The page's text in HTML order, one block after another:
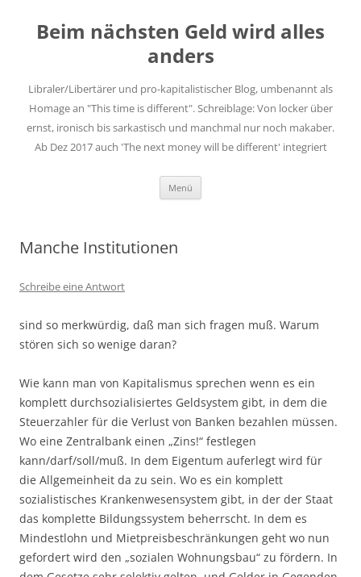
springen
Beim nächsten Geld wird alles
anders
Libraler/Libertärer und pro-kapitalistischer Blog, umbenannt als
Homage an "This time is different". Schreiblage: Von locker über
ernst, ironisch bis sarkastisch und manchmal nur noch makaber.
Ab Dez 2017 auch 'The next money will be different' integriert
Menü
Manche Institutionen
Schreibe eine Antwort
sind so merkwürdig, daß man sich fragen muß. Warum
stören sich so wenige daran?
Wie kann man von Kapitalismus sprechen wenn es ein
komplett durchsozialisiertes Geldsystem gibt, in dem die
Steuerzahler für die Verlust von Banken bezahlen müssen.
Wo eine Zentralbank einen „Zins!“ festlegen
kann/darf/soll/muß. In dem Eigentum auferlegt wird für
die Allgemeinheit da zu sein. Wo es ein komplett
sozialistisches Krankenwesensystem gibt, in der der Staat
das komplette Bildungssystem beherrscht. In dem es
Mindestlohn und Mietpreisbeschränkungen geht wo nun
gefordert wird den „sozialen Wohnungsbau“ zu fördern. In